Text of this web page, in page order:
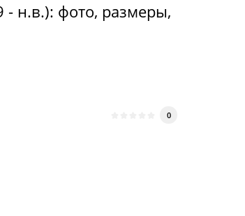
- н.в.): фото, размеры,
0